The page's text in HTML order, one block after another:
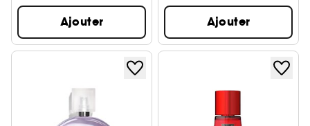
Ajouter Ajouter